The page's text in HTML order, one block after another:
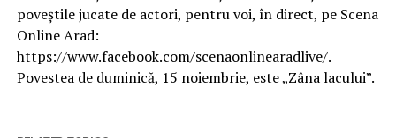
poveștile jucate de actori, pentru voi, în direct, pe Scena
Online Arad:
https://www.facebook.com/scenaonlinearadlive/.
Povestea de duminică, 15 noiembrie, este „Zâna lacului”.